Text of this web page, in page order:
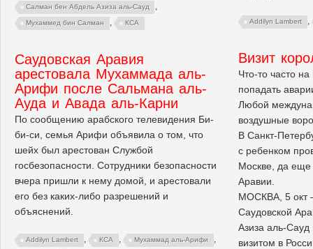
Салман бен Абдель Азиза аль-Сауд ,
Мухаммед бин Салман , КСА Addilyn Lambert ,
Визит
Что-то часто
попадать
Любой
воздушные
В Санкт-
с ребенком
Москве, да еще
Аравии.
МОСКВА, 5 окт
Саудовской
Азиза аль-Сауд
визитом в
Саудовская Аравия
арестовала Мухаммада аль-
Арифи после Сальмана аль-
Ауда и Авада аль-Карни
По сообщению арабского телевидения Би-
би-си, семья Арифи объявила о том, что
шейх был арестован Службой
госбезопасности. Сотрудники безопасности
вчера пришли к нему домой, и арестовали
его без каких-либо разрешений и
объяснений.
Addilyn Lambert , КСА , Мухаммад аль-Арифи ,